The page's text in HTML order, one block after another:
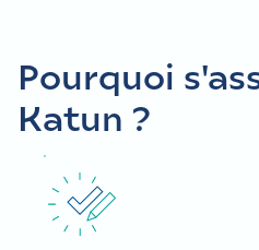
Pourquoi
Katun ?